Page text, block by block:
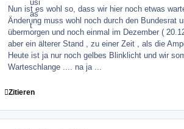
Nun ist es wohl so, dass wir hier noch etwas
Änderung muss wohl noch durch den Bundesrat
übermorgen und noch einmal im Dezember (
aber ein älterer Stand , zu einer Zeit , als die
Heute ist ja nur noch gelbes Blinklicht und wir
Warteschlange .... na ja ...
Zitieren